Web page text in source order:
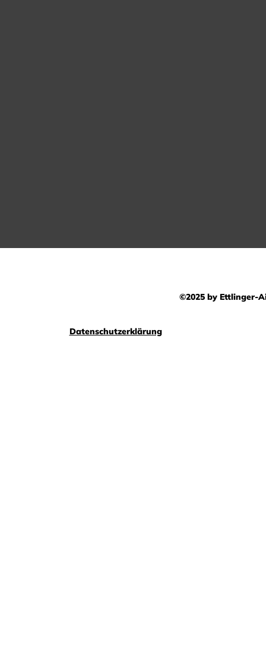
©2025 by Ettlinger-
Datenschutzerklärung